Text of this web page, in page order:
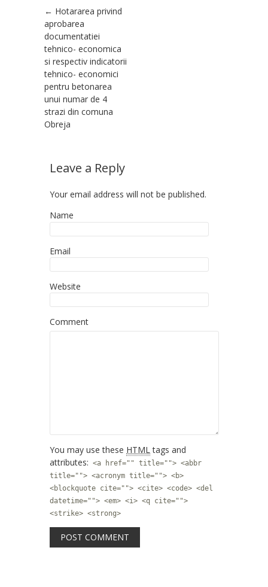
Post navigation
← Hotararea privind
aprobarea
documentatiei
tehnico- economica
si respectiv indicatorii
tehnico- economici
pentru betonarea
unui numar de 4
strazi din comuna
Obreja
Leave a Reply
Your email address will not be published.
Name
Email
Website
Comment
You may use these HTMLtags and
attributes: <a href="" title=""> <abbr
title=""> <acronym title=""> <b>
<blockquote cite=""> <cite> <code> <del
datetime=""> <em> <i> <q cite="">
<strike> <strong>